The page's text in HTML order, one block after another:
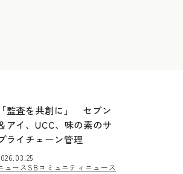
「監査を共創に」 セブン
アイ、UCC、味の素のサ
ライチェーン管理
ュース SBコミュニティニュース